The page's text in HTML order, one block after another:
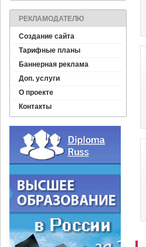
РЕКЛАМОДАТЕЛЮ
Создание сайта
Тарифные планы
Баннерная реклама
Доп. услуги
О проекте
Контакты